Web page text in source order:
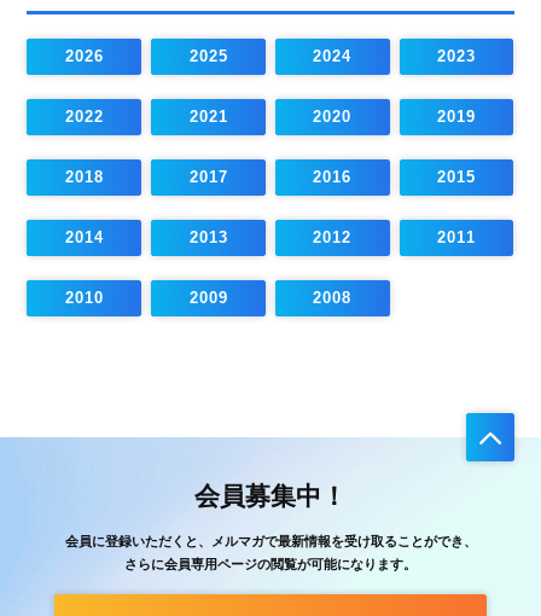
2026 2025 2024 2023
2022 2021 2020 2019
2018 2017 2016 2015
2014 2013 2012 2011
2010 2009 2008
会員募集中！
会員に登録いただくと、メルマガで最新情報を受け取ることができ、
さらに会員専用ページの閲覧が可能になります。